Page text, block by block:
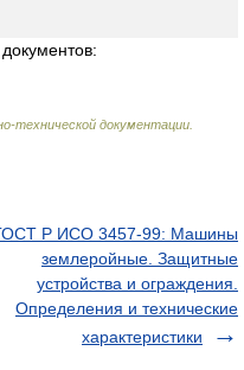
технической документации
Р ИСО 3457-99: Машины
землеройные. Защитные
устройства и ограждения.
Определения и технические
характеристики